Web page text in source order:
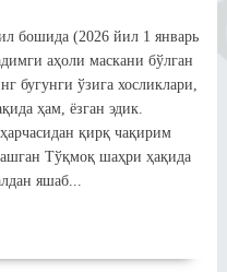
бошида (2026 йил 1 январь
аҳоли маскани бўлган
бугунги ўзига хосликлари,
ҳам, ёзган эдик.
қирқ чақирим
Тўқмоқ шаҳри ҳақида
яшаб...